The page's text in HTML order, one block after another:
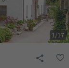
1/17